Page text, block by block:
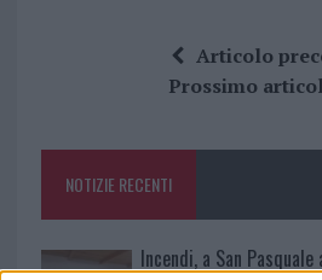
o
k
te
re
at
s
p
a
re
Articolo
Prossimo
NOTIZIE RECENTI
Incendi, a San